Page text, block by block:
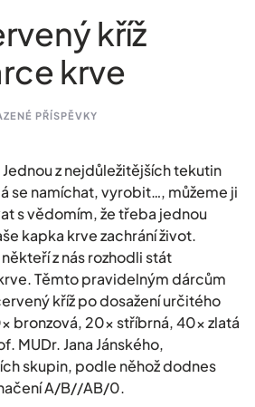
kříž
krve
PŘÍSPĚVKY
z nejdůležitějších tekutin
se namíchat, vyrobit…, můžeme ji
s vědomím, že třeba jednou
kapka krve zachrání život.
z nás rozhodli stát
Těmto pravidelným dárcům
kříž po dosažení určitého
bronzová, 20x stříbrná, 40x zlatá
MUDr. Jana Jánského,
skupin, podle něhož dodnes
A/B//AB/0.